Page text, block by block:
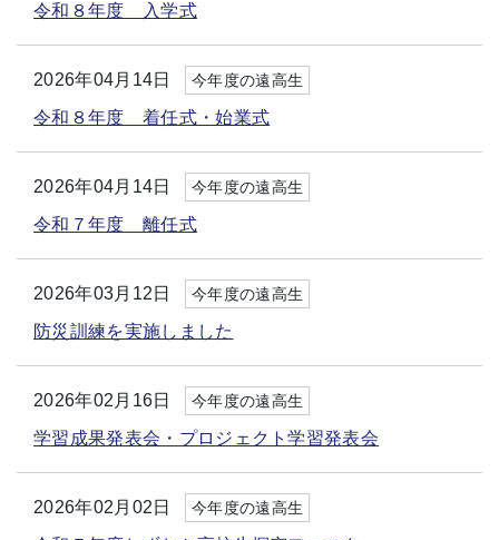
令和８年度 入学式
2026年04月14日 今年度の遠高生
令和８年度 着任式・始業式
2026年04月14日 今年度の遠高生
令和７年度 離任式
2026年03月12日 今年度の遠高生
防災訓練を実施しました
2026年02月16日 今年度の遠高生
学習成果発表会・プロジェクト学習発表会
2026年02月02日 今年度の遠高生